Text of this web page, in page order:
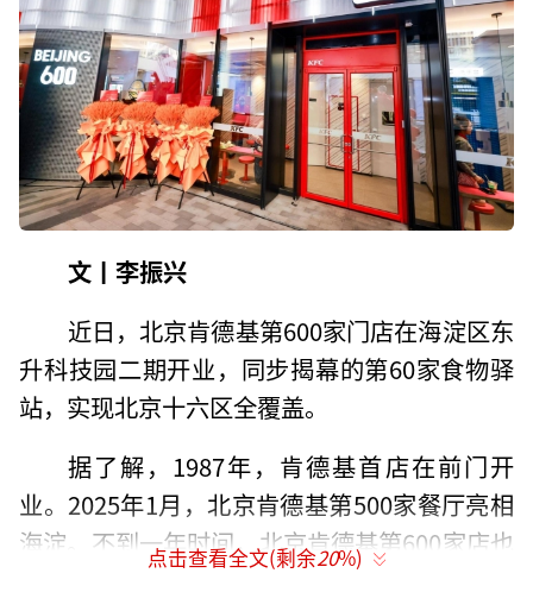
文丨李振兴
近日，北京肯德基第600家门店在海淀区东
升科技园二期开业，同步揭幕的第60家食物驿
站，实现北京十六区全覆盖。
据了解，1987年，肯德基首店在前门开
业。2025年1月，北京肯德基第500家餐厅亮相
海淀。不到一年时间，北京肯德基第600家店也
点击查看全文(剩余20%)